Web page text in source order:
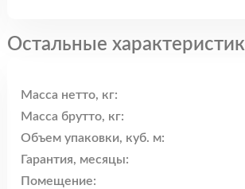
Остальные
Масса нетто, кг:
Масса брутто, кг:
Объем упаковки, куб. м:
Гарантия, месяцы:
Помещение: